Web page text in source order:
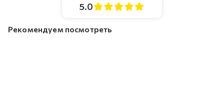
5.0
Рекомендуем посмотреть